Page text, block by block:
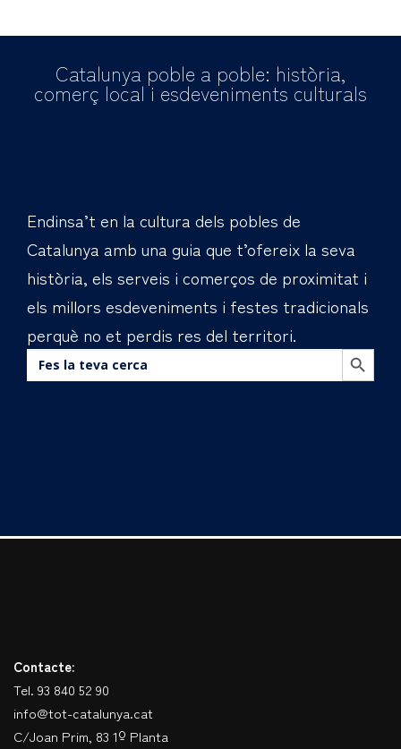
Catalunya poble a poble: història,
comerç local i esdeveniments culturals
Endinsa’t en la cultura dels pobles de
Catalunya amb una guia que t’ofereix la seva
història, els serveis i comerços de proximitat i
els millors esdeveniments i festes tradicionals
perquè no et perdis res del territori.
BOTÓN DE
Contacte:
Tel. 93 840 52 90
info@tot-catalunya.cat
C/Joan Prim, 83 1º Planta